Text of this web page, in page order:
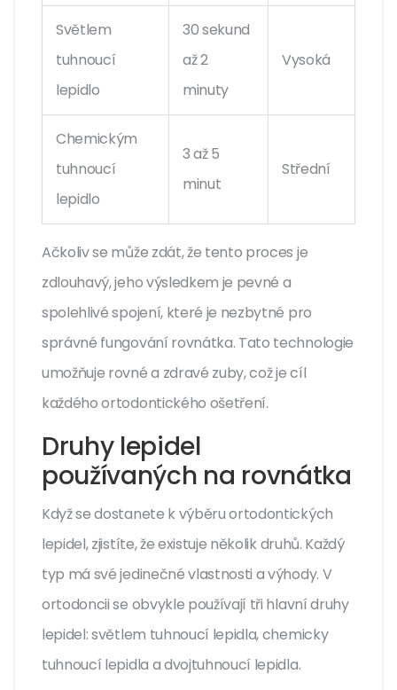
Světlem
tuhnoucí
lepidlo
30 sekund
až 2
minuty
Vysoká
Chemickým
tuhnoucí
lepidlo
3 až 5
minut
Střední
Ačkoliv se může zdát, že tento proces je
zdlouhavý, jeho výsledkem je pevné a
spolehlivé spojení, které je nezbytné pro
správné fungování rovnátka. Tato technologie
umožňuje rovné a zdravé zuby, což je cíl
každého ortodontického ošetření.
Druhy lepidel
používaných na rovnátka
Když se dostanete k výběru ortodontických
lepidel, zjistíte, že existuje několik druhů. Každý
typ má své jedinečné vlastnosti a výhody. V
ortodoncii se obvykle používají tři hlavní druhy
lepidel: světlem tuhnoucí lepidla, chemicky
tuhnoucí lepidla a dvojtuhnoucí lepidla.